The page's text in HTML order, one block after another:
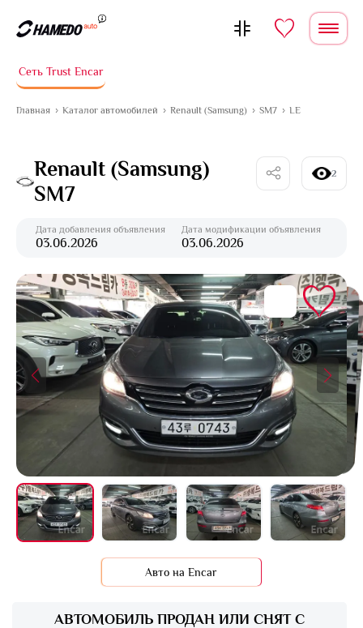
Сеть Trust Encar
Главная Каталог автомобилей Renault (Samsung) SM7 LE
Renault (Samsung)
SM7
2
Дата добавления объявления
03.06.2026
Дата модификации объявления
03.06.2026
АВТОМОБИЛЬ ПРОДАН ИЛИ СНЯТ С
Авто на Encar